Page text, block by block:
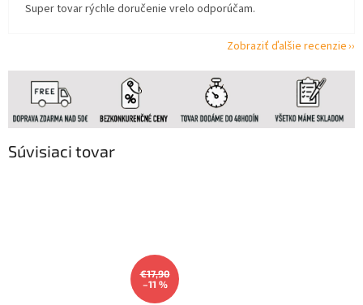
Súvisiaci tovar
€17,90
–11 %
Super tovar rýchle doručenie vrelo odporúčam.
Zobraziť ďalšie recenzie